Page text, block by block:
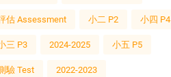
估 Assessment 小二 P2 小四 P4
三 P3 2024-2025 小五 P5
驗 Test 2022-2023